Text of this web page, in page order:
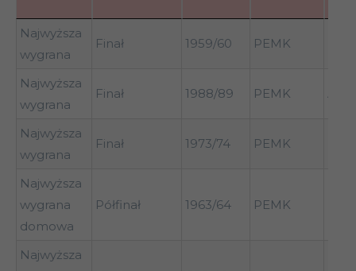
Rekord
Najwyższa
wygrana
Finał 1959/60 PEMK
Najwyższa
wygrana
Finał 1988/89 PEMK
Najwyższa
wygrana
Finał 1973/74 PEMK
Najwyższa
wygrana
domowa
Półfinał 1963/64 PEMK
Najwyższa